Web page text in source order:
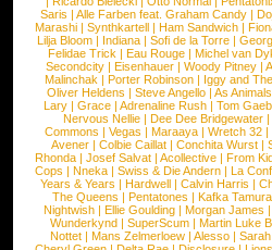
Saris | Alle Farben feat. Graham Candy |
Marashi | Synthkartell | Ham Sandwich |
Lilja Bloom | Indiana | Sofi de la Torre |
Felidae Trick | Eau Rouge | Michel van
Secondcity |Eisenhauer |Woody Pitney |
Malinchak |Porter Robinson | Iggy and
Oliver Heldens |Steve Angello |As Animals
Lary | Grace | Adrenaline Rush | Tom
Nervous Nellie | Dee Dee Bridgewater |
Commons |Vegas |Maraaya |Wretch 32 |
Avener | Colbie Caillat | Conchita Wurst |
Rhonda | Josef Salvat | Acollective | From
Cops | Nneka | Swiss & Die Andern | La
Years & Years |Hardwell |Calvin Harris |
The Queens | Pentatones | Kafka Tamura
Nightwish |Ellie Goulding |Morgan James
Wunderkynd | SuperScum | Martin Luke
Nottet |Mans Zelmerloew |Alesso |